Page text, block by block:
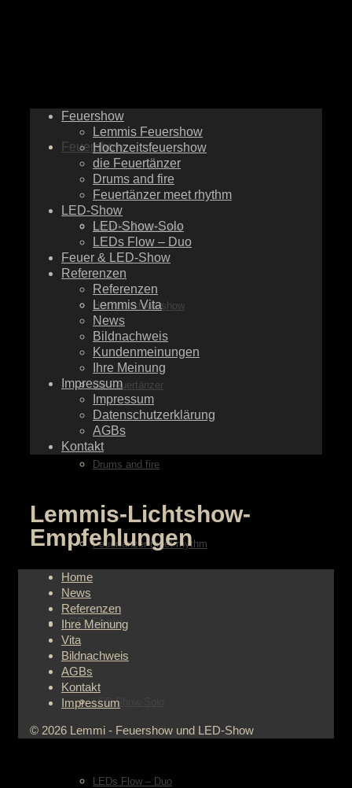
Feuershow
Lemmis Feuershow
Hochzeitsfeuershow
die Feuertänzer
Drums and fire
Feuertänzer meet rhythm
LED-Show
LED-Show-Solo
LEDs Flow – Duo
Feuershow
Lemmis Feuershow
Hochzeitsfeuershow
die Feuertänzer
Drums and fire
Feuertänzer meet rhythm
LED-Show
LED-Show-Solo
LEDs Flow – Duo
Feuer & LED-Show
Referenzen
Referenzen
Lemmis Vita
News
Bildnachweis
Kundenmeinungen
Ihre Meinung
Impressum
Impressum
Datenschutzerklärung
AGBs
Kontakt
Lemmis-Lichtshow-
Empfehlungen
Home
News
Referenzen
Ihre Meinung
Vita
Bildnachweis
AGBs
Kontakt
Impressum
© 2026 Lemmi - Feuershow und LED-Show